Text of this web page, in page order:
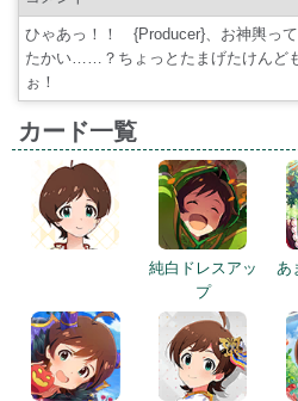
ひゃあっ！！ {Producer}、お神輿っ
たかい……？ちょっとたまげたけんど
ぉ！
カード一覧
純白ドレスアッ
プ
あ